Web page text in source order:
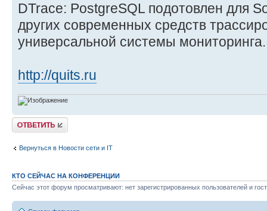
DTrace: PostgreSQL подотовлен для
других современных средств
универсальной системы мониторинга.
http://quits.ru
Ответить
Вернуться в Новости сети и IT
КТО СЕЙЧАС НА КОНФЕРЕНЦИИ
Сейчас этот форум просматривают: нет зарегистрированных пользователей и